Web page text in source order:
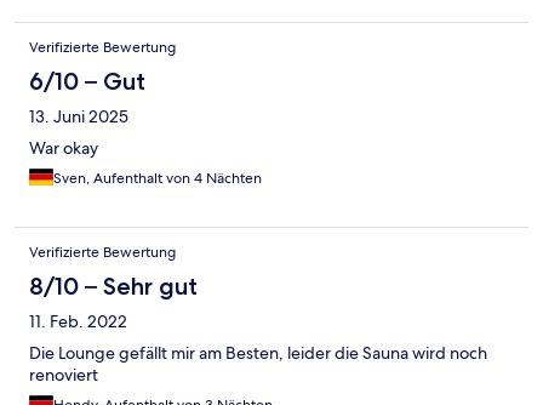
Verifizierte Bewertung
6/10 – Gut
13. Juni 2025
War okay
Sven, Aufenthalt von 4 Nächten
Verifizierte Bewertung
8/10 – Sehr gut
11. Feb. 2022
Die Lounge gefällt mir am Besten, leider die Sauna wird noch
renoviert